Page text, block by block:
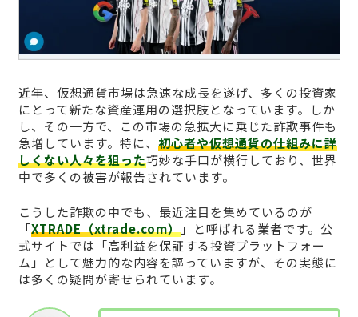
近年、仮想通貨市場は急速な成長を遂げ、多くの投資家
にとって新たな資産運用の選択肢となっています。しか
し、その一方で、この市場の急拡大に乗じた詐欺事件も
急増しています。特に、 初心者や仮想通貨の仕組みに詳
しくない人々を狙った巧妙な手口が横行しており、世界
中で多くの被害が報告されています。
こうした詐欺の中でも、最近注目を集めているのが
「XTRADE（xtrade.com）」と呼ばれる業者です。公
式サイトでは「高利益を保証する投資プラットフォー
ム」として魅力的な内容を謳っていますが、その実態に
は多くの疑問が寄せられています。